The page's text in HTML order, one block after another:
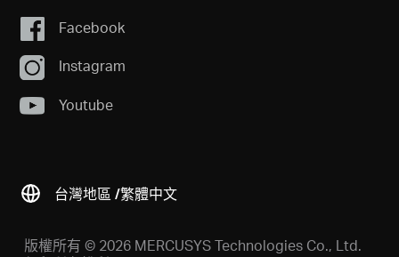
5× 10/100/1000Mbps 連接埠，自動協商，自
動 MDI/MDIX
外接式電源供應器
標準與協定
運作濕度：10%~90% RH 無凝結
存放濕度：5%~95% RH 無凝結
Facebook
Instagram
Youtube
台灣地區 /繁體中文
版權所有 © 2026 MERCUSYS Technologies Co., Ltd.